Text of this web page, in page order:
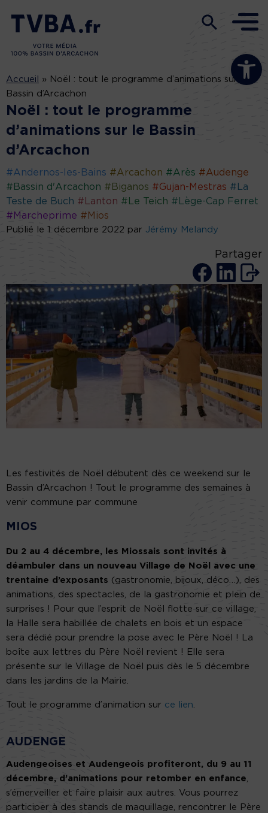
Ouvrir la
Accueil » Noël : tout le programme d’animations sur le
Bassin d’Arcachon
Noël : tout le programme
d’animations sur le Bassin
d’Arcachon
#Andernos-les-Bains #Arcachon #Arès #Audenge
#Bassin d'Arcachon #Biganos #Gujan-Mestras #La
Teste de Buch #Lanton #Le Teich #Lège-Cap Ferret
#Marcheprime #Mios
Publié le 1 décembre 2022 par Jérémy Melandy
Partager
Les festivités de Noël débutent dès ce weekend sur le
Bassin d’Arcachon ! Tout le programme des semaines à
venir commune par commune
MIOS
Du 2 au 4 décembre, les Miossais sont invités à
déambuler dans un nouveau Village de Noël avec une
trentaine d’exposants (gastronomie, bijoux, déco…), des
animations, des spectacles, de la gastronomie et plein de
surprises ! Pour que l’esprit de Noël flotte sur ce village,
la Halle sera habillée de chalets en bois et un espace
sera dédié pour prendre la pose avec le Père Noël ! La
boîte aux lettres du Père Noël revient ! Elle sera
présente sur le Village de Noël puis dès le 5 décembre
dans les jardins de la Mairie.
Tout le programme d’animation sur ce lien.
AUDENGE
Audengeoises et Audengeois profiteront, du 9 au 11
décembre, d’animations pour retomber en enfance,
s’émerveiller et faire plaisir aux autres. Vous pourrez
participer à des stands de maquillage, rencontrer le Père